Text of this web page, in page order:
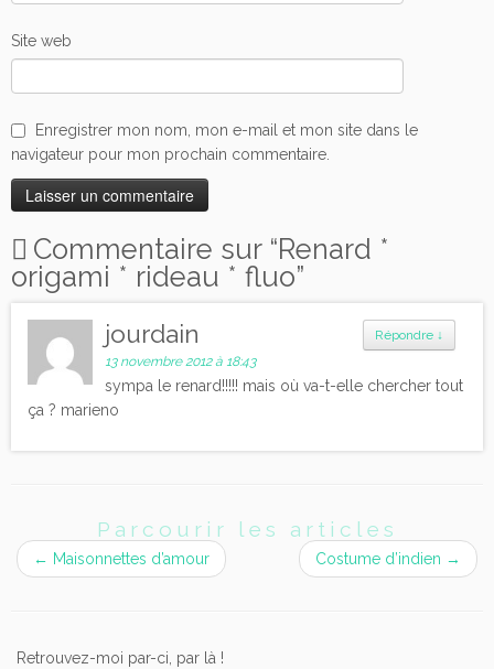
Site web
Enregistrer mon nom, mon e-mail et mon site dans le
navigateur pour mon prochain commentaire.
Commentaire sur “Renard *
origami * rideau * fluo”
Répondre ↓
jourdain
13 novembre 2012 à 18:43
sympa le renard!!!!! mais où va-t-elle chercher tout
ça ? marieno
Parcourir les articles
← Maisonnettes d’amour Costume d’indien →
Retrouvez-moi par-ci, par là !